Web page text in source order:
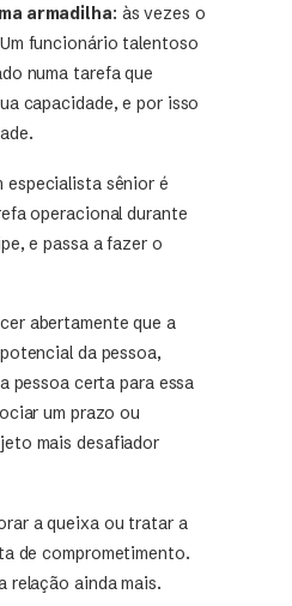
armadilha: às vezes o
funcionário talentoso
numa tarefa que
capacidade, e por isso
especialista sênior é
operacional durante
e passa a fazer o
abertamente que a
da pessoa,
pessoa certa para essa
um prazo ou
mais desafiador
a queixa ou tratar a
de comprometimento.
relação ainda mais.